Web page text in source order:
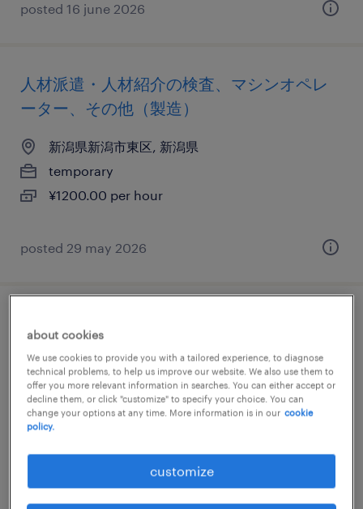
posted 16 june 2026
人材派遣・人材紹介の検査、マシンオペレ
ーター、その他（製造）
新潟県新潟市東区, 新潟県
temporary
¥1200.00 per hour
posted 29 may 2026
新潟県新潟市東区, 新潟県
permanent
¥207,050 per month
posted 24 july 2026
about cookies
We use cookies to provide you with a tailored experience, to diagnose
technical problems, to help us improve our website. We also use them to
offer you more relevant information in searches. You can either accept or
decline them, or click "customize" to specify your choice. You can
change your options at any time. More information is in our cookie
policy.
customize